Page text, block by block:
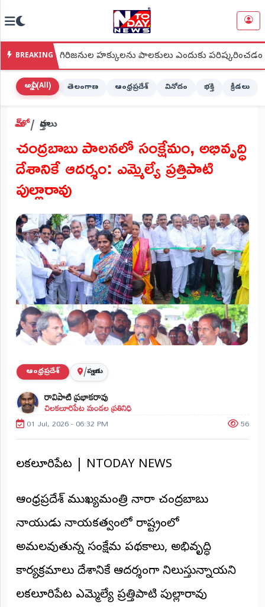
హోమ్
(Home)
STREAMING
లైవ్
టీవీ
(Live
TV)
లైవ్
రేడియో
(Live
Radio)
ప్రాంతీయ
వార్తలు
(STATE)
తెలంగాణ
విభాగాలు
(MAIN)
వినోదం
భక్తి
జాతీయం
అంతర్జాతీయం
ఆర్టీఐ
BREAKING
గిరిజనుల హక్కులను పాలకులు ఎందుకు పరిష్కరించడం లేదు?
అన్నీ (All) తెలంగాణ ఆంధ్రప్రదేశ్ వినోదం భక్తి క్రీడలు
హోమ్ వార్తలు
చంద్రబాబు పాలనలో సంక్షేమం, అభివృద్ధి
దేశానికే ఆదర్శం: ఎమ్మెల్యే ప్రత్తిపాటి
పుల్లారావు
ఆంధ్రప్రదేశ్ /పల్నాడు
రావిపాటి ప్రభాకరావు
చిలకలూరిపేట మండల ప్రతినిధి
01 Jul, 2026 - 06:32 PM 56
చిలకలూరిపేట | NTODAY NEWS
ఆంధ్రప్రదేశ్ ముఖ్యమంత్రి నారా చంద్రబాబు
నాయుడు నాయకత్వంలో రాష్ట్రంలో
అమలవుతున్న సంక్షేమ పథకాలు, అభివృద్ధి
కార్యక్రమాలు దేశానికే ఆదర్శంగా నిలుస్తున్నాయని
చిలకలూరిపేట ఎమ్మెల్యే ప్రత్తిపాటి పుల్లారావు